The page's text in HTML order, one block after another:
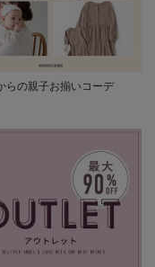
らの親子お揃いコーデ